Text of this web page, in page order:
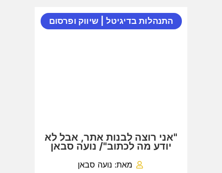
התנהלות בדיגיטל שיווק ופרסום
"אני רוצה לבנות אתר, אבל לא
יודע מה לכתוב"/ נועה סבאן
מאת: נועה סבאן